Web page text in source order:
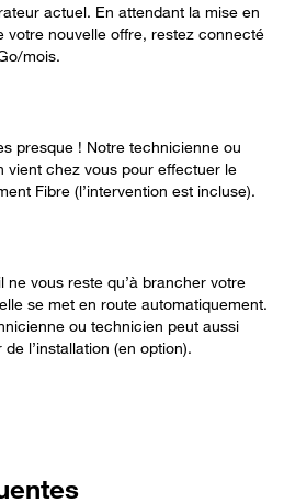
actuel. En attendant la mise en
votre nouvelle offre, restez connecté
mois.
presque ! Notre technicienne ou
vient chez vous pour effectuer le
Fibre (l’intervention est incluse).
ne vous reste qu’à brancher votre
se met en route automatiquement.
ou technicien peut aussi
de l’installation (en option).